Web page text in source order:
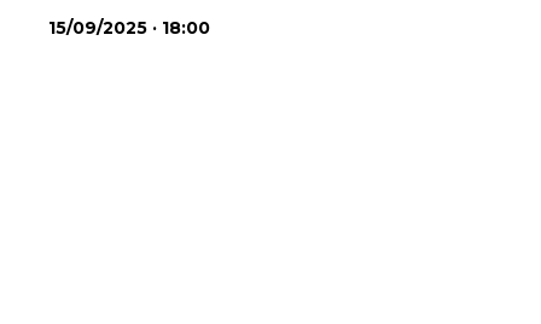
15/09/2025 · 18:00